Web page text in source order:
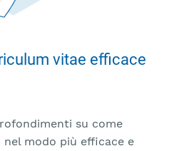
vitae efficace
su come
modo più efficace e